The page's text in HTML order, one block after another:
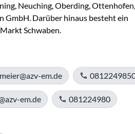
Neuching, Oberding,
GmbH. Darüber hinaus besteht ein
Schwaben.
em.de
em.de 081224980